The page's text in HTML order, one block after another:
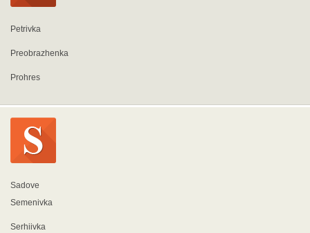
Petrivka
Preobrazhenka
Prohres
Sadove
Semenivka
Serhiivka